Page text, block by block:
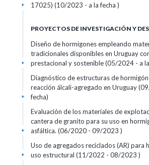
17025) (10/2023 - a la fecha )
+
PROYECTOS DE INVESTIGACIÓN Y
Diseño de hormigones empleando
tradicionales disponibles en Uruguay
prestacional y sostenible (05/2024 - a
+
Diagnóstico de estructuras de
reacción álcali-agregado en Uruguay
fecha)
+
Evaluación de los materiales de
cantera de granito para su uso en
asfáltica. (06/2020 - 09/2023 )
+
Uso de agregados reciclados (AR) para
uso estructural (11/2022 - 08/2023 )
+